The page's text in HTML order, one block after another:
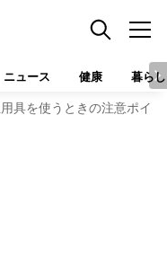
ニュース 健康 暮らし
具を使うときの注意ポイ